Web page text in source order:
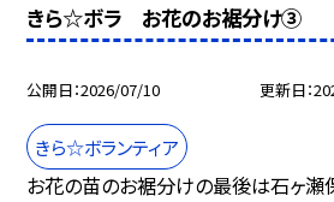
きら☆ボラ お花のお裾分け③
公開日 2026/07/10 更新日
きら☆ボランティア
お花の苗のお裾分けの最後は石ヶ瀬